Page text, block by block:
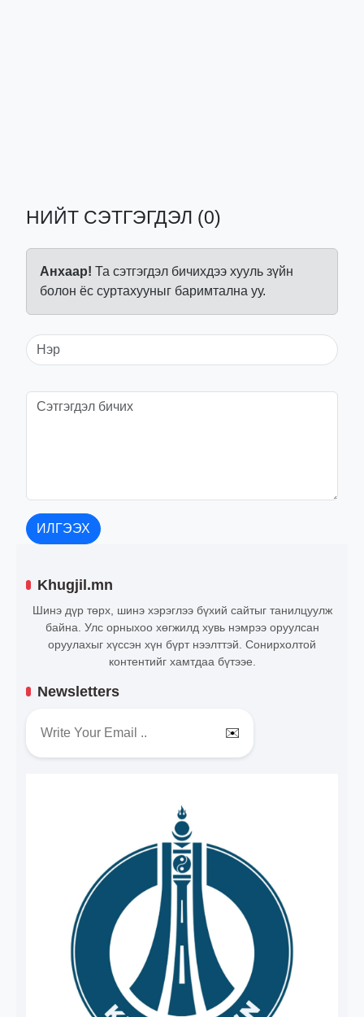
НИЙТ СЭТГЭГДЭЛ (0)
Анхаар! Та сэтгэгдэл бичихдээ хууль зүйн
болон ёс суртахууныг баримтална уу.
ИЛГЭЭХ
Khugjil.mn
Шинэ дүр төрх, шинэ хэрэглээ бүхий сайтыг танилцуулж
байна. Улс орныхоо хөгжилд хувь нэмрээ оруулсан
оруулахыг хүссэн хүн бүрт нээлттэй. Сонирхолтой
контентийг хамтдаа бүтээе.
Newsletters
✉️